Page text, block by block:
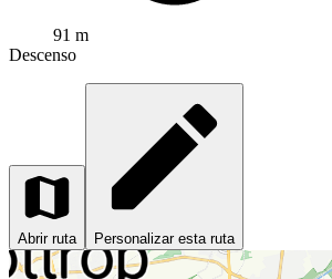
91 m
Descenso
Abrir ruta Personalizar esta ruta